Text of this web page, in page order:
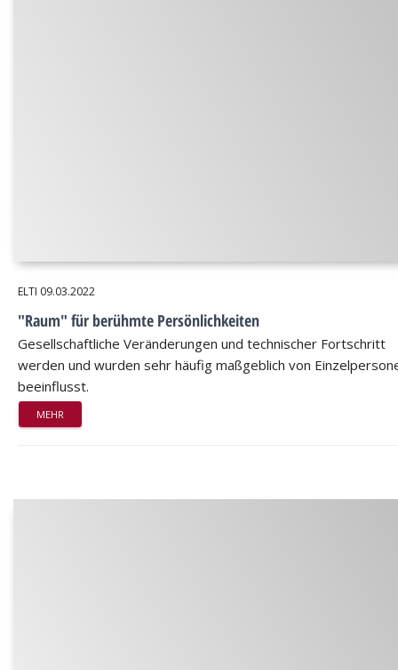
ELTI 09.03.2022
"Raum" für berühmte Persönlichkeiten
Gesellschaftliche Veränderungen und technischer Fortschritt
werden und wurden sehr häufig maßgeblich von
beeinflusst.
MEHR